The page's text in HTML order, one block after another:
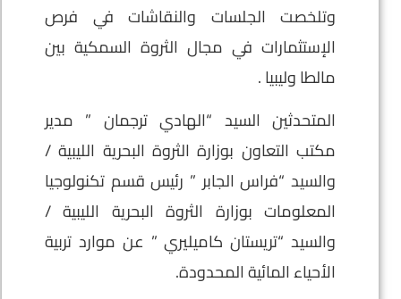
وتلخصت الجلسات والنقاشات في فرص
الإستثمارات في مجال الثروة السمكية بين
مالطا وليبيا .
المتحدثين السيد “الهادي ترجمان ” مدير
مكتب التعاون بوزارة الثروة البحرية الليبية /
والسيد “فراس الجابر ” رئيس قسم تكنولوجيا
المعلومات بوزارة الثروة البحرية الليبية /
والسيد “تريستان كاميليري ” عن موارد تربية
الأحياء المائية المحدودة.